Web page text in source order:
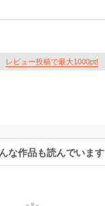
レビュー投稿で最大1000pt!
な作品も読んでいます